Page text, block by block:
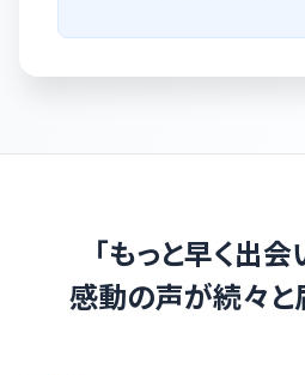
「もっと早く出会
感動の声が続々と